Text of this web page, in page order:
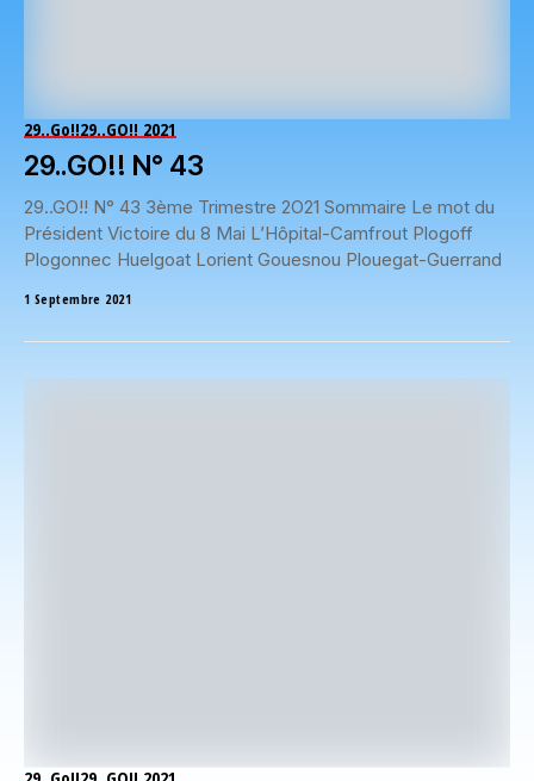
29..Go!!29..GO!! 2021
29..GO!! N° 43
29..GO!! N° 43 3ème Trimestre 2O21 Sommaire Le mot du
Président Victoire du 8 Mai L’Hôpital-Camfrout Plogoff
Plogonnec Huelgoat Lorient Gouesnou Plouegat-Guerrand
1 Septembre 2021